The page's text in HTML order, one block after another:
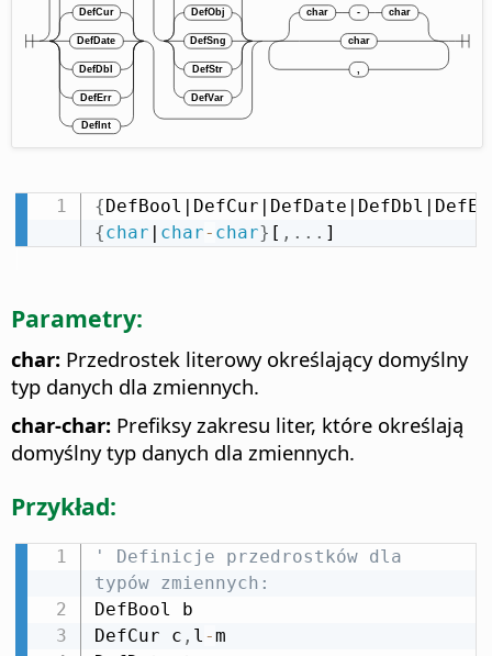
{
{char char- char} [ , . . . ]
Parametry:
char: Przedrostek literowy określający domyślny
typ danych dla zmiennych.
char-char: Prefiksy zakresu liter, które określają
domyślny typ danych dla zmiennych.
Przykład:
' Definicje przedrostków dla
typów zmiennych:
DefBool b
DefCur c , l -m